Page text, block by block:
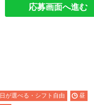
応募画面へ進む
が選べる・シフト自由
昼